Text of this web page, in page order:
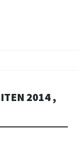
2014 ,